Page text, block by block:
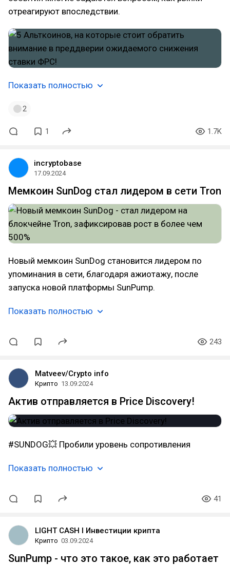
отреагируют впоследствии.
Показать полностью
2
1 1.7K
incryptobase
17.09.2024
Мемкоин SunDog стал лидером в сети Tron
Новый мемкоин SunDog становится лидером по
упоминания в сети, благодаря ажиотажу, после
запуска новой платформы SunPump.
Показать полностью
243
Matveev/Crypto info
Крипто 13.09.2024
Актив отправляется в Price Discovery!
#SUNDOG💥 Пробили уровень сопротивления
Показать полностью
41
LIGHT CASH l Инвестиции крипта
Крипто 03.09.2024
SunPump - что это такое, как это работает